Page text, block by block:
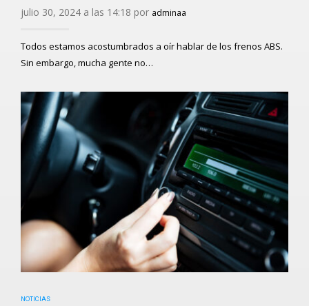
julio 30, 2024 a las 14:18 por adminaa
Todos estamos acostumbrados a oír hablar de los frenos ABS.
Sin embargo, mucha gente no…
NOTICIAS